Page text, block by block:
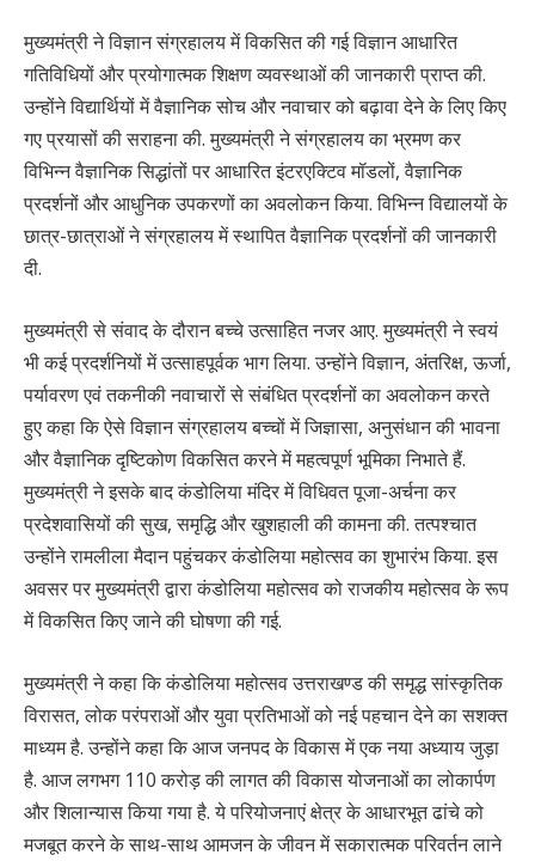
मुख्यमंत्री ने विज्ञान संग्रहालय में विकसित की गई विज्ञान आधारित
गतिविधियों और प्रयोगात्मक शिक्षण व्यवस्थाओं की जानकारी प्राप्त की.
उन्होंने विद्यार्थियों में वैज्ञानिक सोच और नवाचार को बढ़ावा देने के लिए किए
गए प्रयासों की सराहना की. मुख्यमंत्री ने संग्रहालय का भ्रमण कर
विभिन्न वैज्ञानिक सिद्धांतों पर आधारित इंटरएक्टिव मॉडलों, वैज्ञानिक
प्रदर्शनों और आधुनिक उपकरणों का अवलोकन किया. विभिन्न विद्यालयों के
छात्र-छात्राओं ने संग्रहालय में स्थापित वैज्ञानिक प्रदर्शनों की जानकारी
दी.
मुख्यमंत्री से संवाद के दौरान बच्चे उत्साहित नजर आए. मुख्यमंत्री ने स्वयं
भी कई प्रदर्शनियों में उत्साहपूर्वक भाग लिया. उन्होंने विज्ञान, अंतरिक्ष, ऊर्जा,
पर्यावरण एवं तकनीकी नवाचारों से संबंधित प्रदर्शनों का अवलोकन करते
हुए कहा कि ऐसे विज्ञान संग्रहालय बच्चों में जिज्ञासा, अनुसंधान की भावना
और वैज्ञानिक दृष्टिकोण विकसित करने में महत्वपूर्ण भूमिका निभाते हैं.
मुख्यमंत्री ने इसके बाद कंडोलिया मंदिर में विधिवत पूजा-अर्चना कर
प्रदेशवासियों की सुख, समृद्धि और खुशहाली की कामना की. तत्पश्चात
उन्होंने रामलीला मैदान पहुंचकर कंडोलिया महोत्सव का शुभारंभ किया. इस
अवसर पर मुख्यमंत्री द्वारा कंडोलिया महोत्सव को राजकीय महोत्सव के रूप
में विकसित किए जाने की घोषणा की गई.
मुख्यमंत्री ने कहा कि कंडोलिया महोत्सव उत्तराखण्ड की समृद्ध सांस्कृतिक
विरासत, लोक परंपराओं और युवा प्रतिभाओं को नई पहचान देने का सशक्त
माध्यम है. उन्होंने कहा कि आज जनपद के विकास में एक नया अध्याय जुड़ा
है. आज लगभग 110 करोड़ की लागत की विकास योजनाओं का लोकार्पण
और शिलान्यास किया गया है. ये परियोजनाएं क्षेत्र के आधारभूत ढांचे को
मजबूत करने के साथ-साथ आमजन के जीवन में सकारात्मक परिवर्तन लाने